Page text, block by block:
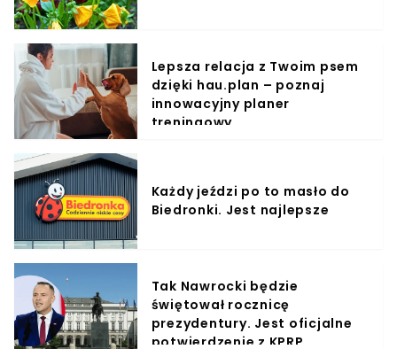
Lepsza relacja z Twoim psem
dzięki hau.plan – poznaj
innowacyjny planer
treningowy
Każdy jeździ po to masło do
Biedronki. Jest najlepsze
Tak Nawrocki będzie
świętował rocznicę
prezydentury. Jest oficjalne
potwierdzenie z KPRP